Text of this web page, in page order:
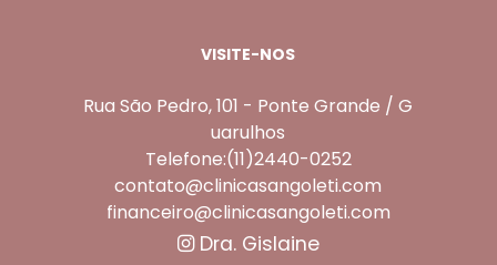
VISITE-NOS
Rua São Pedro, 101 - Ponte Grande / G
uarulhos
Telefone:(11)2440-0252
contato@clinicasangoleti.com
financeiro@clinicasangoleti.com
Dra. Gislaine